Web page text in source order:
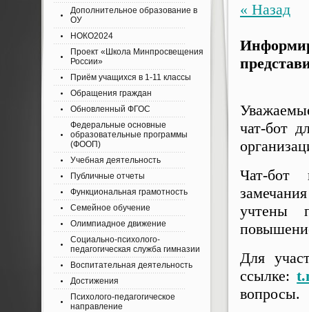
« Назад
чат-бот
Чат-бот
учтены
Для
ссылке:
вопросы.
Дополнительное образование в
ОУ
НОКО2024
Проект «Школа Минпросвещения
России»
Приём учащихся в 1-11 классы
Обращения граждан
Обновленный ФГОС
Федеральные основные
образовательные программы
(ФООП)
Учебная деятельность
Публичные отчеты
Функциональная грамотность
Семейное обучение
Олимпиадное движение
Социально-психолого-
педагогическая служба гимназии
Воспитательная деятельность
Достижения
Психолого-педагогическое
направление